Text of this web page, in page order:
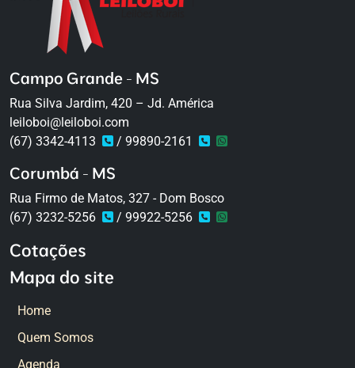
Campo Grande - MS
Rua Silva Jardim, 420 – Jd. América
leiloboi@leiloboi.com
(67) 3342-4113
/ 99890-2161
Corumbá - MS
Rua Firmo de Matos, 327 - Dom Bosco
(67) 3232-5256
/ 99922-5256
Cotações
Mapa do site
Home
Quem Somos
Agenda